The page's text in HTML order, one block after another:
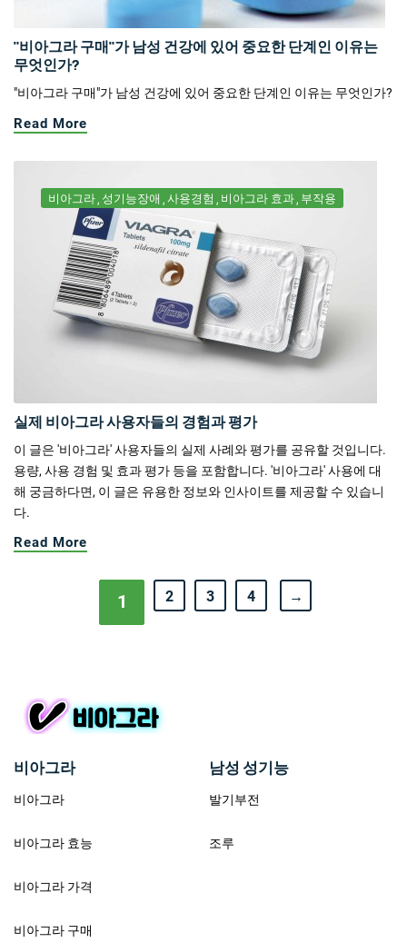
"비아그라 구매"가 남성 건강에 있어 중요한 단계인 이유는
무엇인가?
"비아그라 구매"가 남성 건강에 있어 중요한 단계인 이유는 무엇인가?
Read More
비아그라 성기능장애 사용경험 비아그라 효과 부작용
실제 비아그라 사용자들의 경험과 평가
이 글은 '비아그라' 사용자들의 실제 사례와 평가를 공유할 것입니다.
용량, 사용 경험 및 효과 평가 등을 포함합니다. '비아그라' 사용에 대
해 궁금하다면, 이 글은 유용한 정보와 인사이트를 제공할 수 있습니
다.
Read More
1 2 3 4 →
비아그라
비아그라
비아그라 효능
비아그라 가격
비아그라 구매
남성 성기능
발기부전
조루